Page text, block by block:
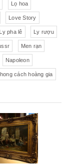
Lọ hoa
Love Story
Ly pha lê Ly rượu
Men rạn
Napoleon
cách hoàng gia